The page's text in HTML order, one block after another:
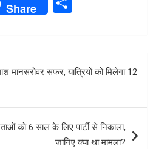
Share
ar
e
मानसरोवर सफर, यात्रियों को मिलेगा 12
को 6 साल के लिए पार्टी से निकाला,
जानिए क्या था मामला?